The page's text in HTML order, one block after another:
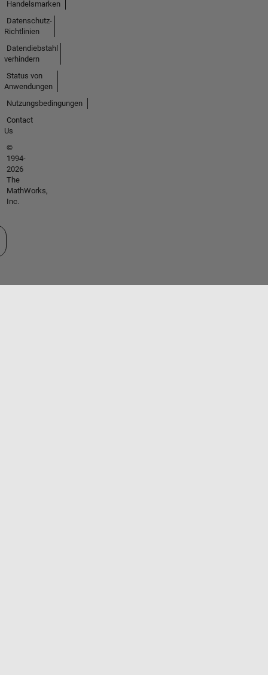
Handelsmarken
Datenschutz-
Richtlinien
Datendiebstahl
verhindern
Status von
Anwendungen
Nutzungsbedingungen
Contact
Us
©
1994-
2026
The
MathWorks,
Inc.